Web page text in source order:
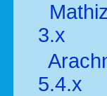
3.x
5.4.x